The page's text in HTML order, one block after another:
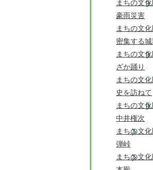
まちの文
豪雨災害
まちの文
密集する
まちの文
ざか踊り
まちの文
史を訪ねて
まちの文
中井権次
まちの文
弾峠
まちの文